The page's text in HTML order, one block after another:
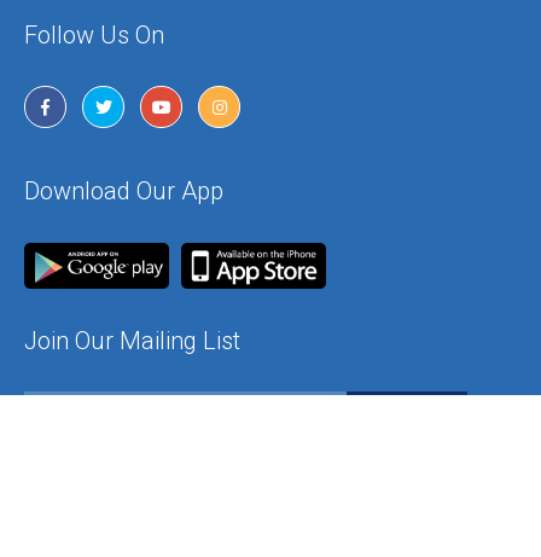
Follow Us On
Download Our App
Join Our Mailing List